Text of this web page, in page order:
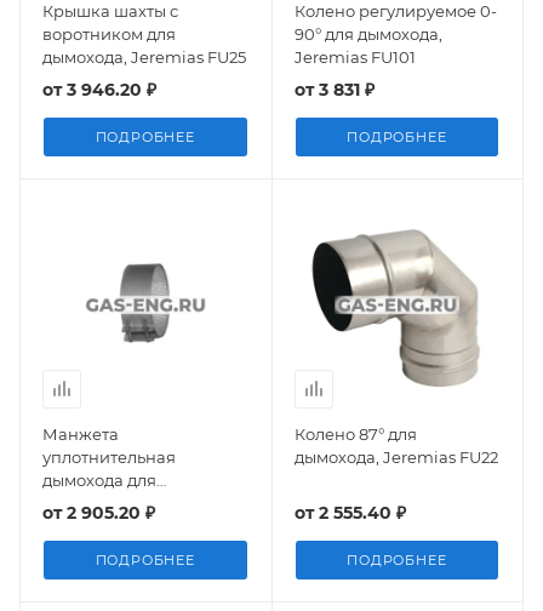
Крышка шахты с
воротником для
дымохода, Jeremias FU25
от3 946.20 ₽
ПОДРОБНЕЕ
Колено регулируемое 0-
90° для дымохода,
Jeremias FU101
от3 831 ₽
ПОДРОБНЕЕ
Манжета
уплотнительная
дымохода для
присоединения к котлу,
Jeremias FU1518
от2 905.20 ₽
ПОДРОБНЕЕ
Колено 87° для
дымохода, Jeremias FU22
от2 555.40 ₽
ПОДРОБНЕЕ